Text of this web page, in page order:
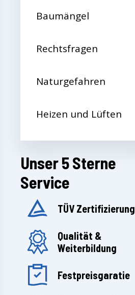
Baumängel
Rechtsfragen
Naturgefahren
Heizen und Lüften
Unser 5 Sterne
Service
TÜV Zertifizierung
Qualität &
Weiterbildung
Festpreisgaratie